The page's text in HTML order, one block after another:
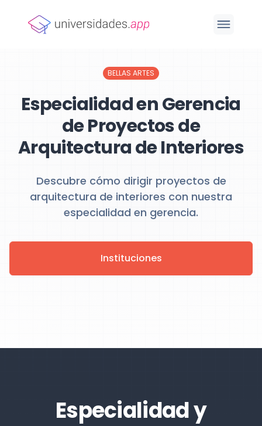
BELLAS ARTES
Especialidad en Gerencia
de Proyectos de
Arquitectura de Interiores
Descubre cómo dirigir proyectos de
arquitectura de interiores con nuestra
especialidad en gerencia.
Instituciones
Especialidad y